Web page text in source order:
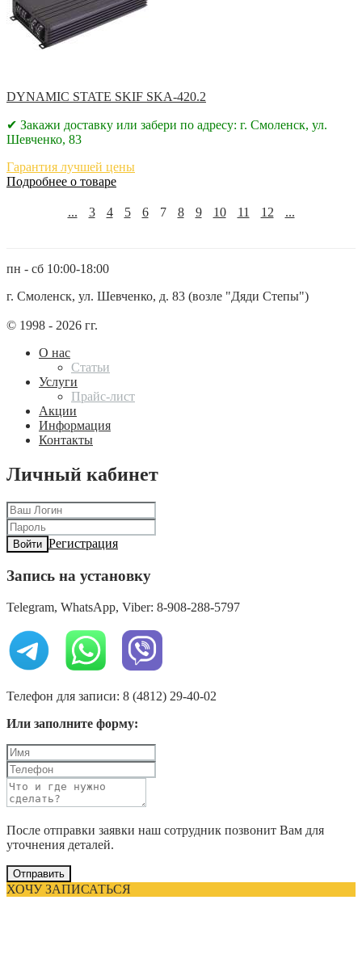
DYNAMIC STATE SKIF SKA-420.2
✔ Закажи доставку или забери по адресу: г. Смоленск, ул.
Шевченко, 83
Гарантия лучшей цены
Подробнее о товаре
... 3 4 5 6 7 8 9 10 11 12 ...
пн - сб 10:00-18:00
г. Смоленск, ул. Шевченко, д. 83 (возле "Дяди Степы")
© 1998 - 2026 гг.
О нас
Статьи
Услуги
Прайс-лист
Акции
Информация
Контакты
Личный кабинет
Войти Регистрация
Запись на установку
Telegram, WhatsApp, Viber: 8-908-288-5797
Телефон для записи: 8 (4812) 29-40-02
Или заполните форму:
После отправки заявки наш сотрудник позвонит Вам для
уточнения деталей.
Отправить
ХОЧУ ЗАПИСАТЬСЯ